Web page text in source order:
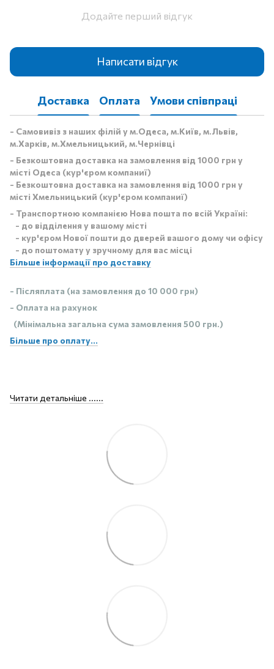
Додайте перший відгук
Написати відгук
Доставка Оплата Умови співпраці
- Самовивіз з наших філій у м.Одеса, м.Київ, м.Львів,
м.Харків, м.Хмельницький, м.Чернівці
- Безкоштовна доставка на замовлення від 1000 грн у
місті Одеса (кур'єром компаниї)
- Безкоштовна доставка на замовлення від 1000 грн у
місті Хмельницький (кур'єром компаниї)
- Транспортною компанією Нова пошта по всій Україні:
- до відділення у вашому місті
- кур'єром Нової пошти до дверей вашого дому чи офісу
- до поштомату у зручному для вас місці
Більше інформації про доставку
- Післяплата (на замовлення до 10 000 грн)
- Оплата на рахунок
(Мінімальна загальна сума замовлення 500 грн.)
Більше про оплату...
Читати детальніше ......